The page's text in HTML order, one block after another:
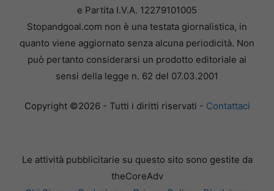
e Partita I.V.A. 12279101005
Stopandgoal.com non è una testata giornalistica, in
quanto viene aggiornato senza alcuna periodicità. Non
può pertanto considerarsi un prodotto editoriale ai
sensi della legge n. 62 del 07.03.2001
Copyright ©2026 - Tutti i diritti riservati - Contattaci
Le attività pubblicitarie su questo sito sono gestite da
theCoreAdv